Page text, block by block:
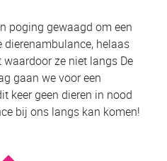
poging gewaagd om een
dierenambulance, helaas
ze niet langs De
gaan we voor een
keer geen dieren in nood
bij ons langs kan komen!